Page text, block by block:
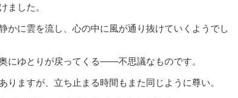
ました。
かに雲を流し、心の中に風が通り抜けていくようでし
にゆとりが戻ってくる――不思議なものです。
ますが、立ち止まる時間もまた同じように尊い。